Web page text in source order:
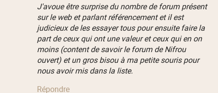
J'avoue être surprise du nombre de forum présent
sur le web et parlant référencement et il est
judicieux de les essayer tous pour ensuite faire la
part de ceux qui ont une valeur et ceux qui en on
moins (content de savoir le forum de Nifrou
ouvert) et un gros bisou à ma petite souris pour
nous avoir mis dans la liste.
Répondre